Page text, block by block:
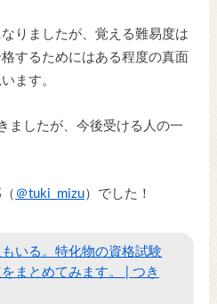
りましたが、覚える難易度は
するためにはある程度の真面
ます。
ましたが、今後受ける人の一
＠tuki_mizu）でした！
いる。特化物の資格試験
まとめてみます。 | つき